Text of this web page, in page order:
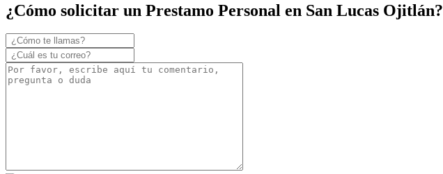
¿Cómo solicitar un Prestamo Personal en San Lucas Ojitlán?